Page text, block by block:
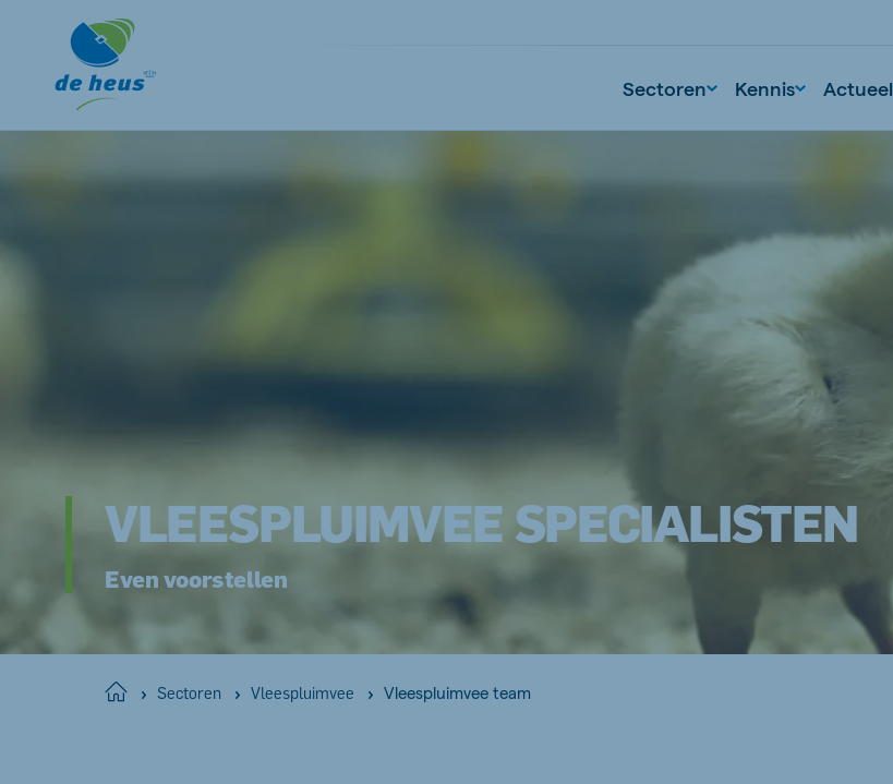
Sectoren Kennis Actueel
VLEESPLUIMVEE SPECIALISTEN
Even voorstellen
Home Sectoren Vleespluimvee Vleespluimvee team